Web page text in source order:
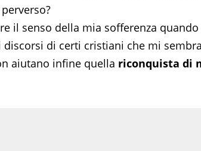
il senso della mia sofferenza
di certi cristiani che mi
aiutano infine quella riconquista di